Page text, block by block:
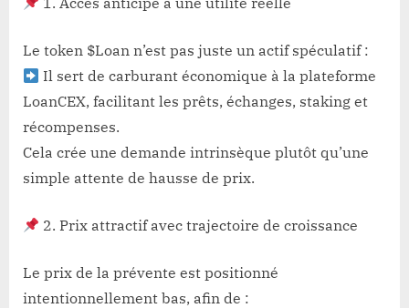
Le token $Loan n’est pas juste un actif spéculatif :
Il sert de carburant économique à la plateforme
LoanCEX, facilitant les prêts, échanges, staking et
récompenses.
Cela crée une demande intrinsèque plutôt qu’une
simple attente de hausse de prix.
2. Prix attractif avec trajectoire de croissance
Le prix de la prévente est positionné
intentionnellement bas, afin de :